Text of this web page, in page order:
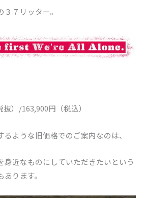
７リッター。
）/163,900円（税込）
ような旧価格でのご案内なのは、
身近なものにしていただきたいという
ります。